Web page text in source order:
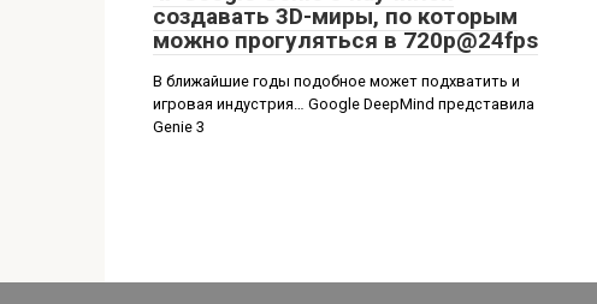
создавать 3D-миры, по которым
можно прогуляться в 720p@24fps
В ближайшие годы подобное может подхватить и
игровая индустрия… Google DeepMind представила
Genie 3